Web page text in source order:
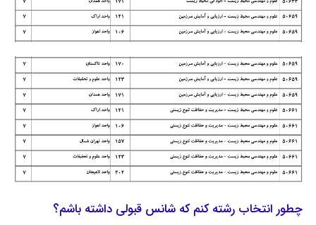
چطور انتخاب رشته کنم که شانس قبولی داشته باشم؟